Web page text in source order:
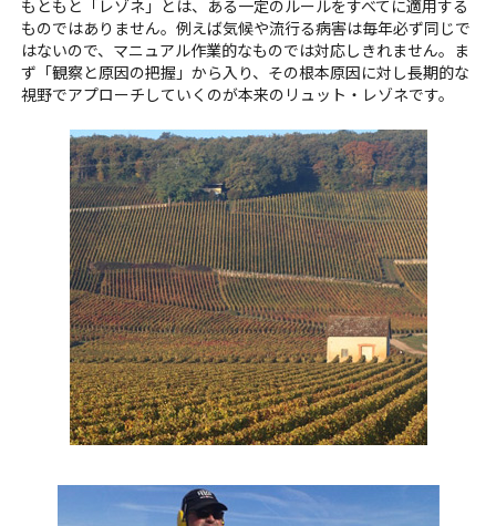
もともと「レゾネ」とは、ある一定のルールをすべてに適用する
ものではありません。例えば気候や流行る病害は毎年必ず同じで
はないので、マニュアル作業的なものでは対応しきれません。ま
ず「観察と原因の把握」から入り、その根本原因に対し長期的な
視野でアプローチしていくのが本来のリュット・レゾネです。